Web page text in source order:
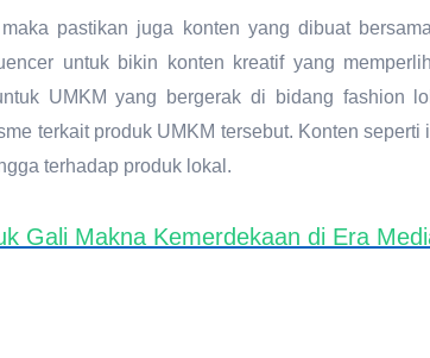
pastikan juga konten yang dibuat
untuk bikin konten kreatif yang
UMKM yang bergerak di bidang fashion
terkait produk UMKM tersebut. Konten seperti
terhadap produk lokal.
Gali Makna Kemerdekaan di Era